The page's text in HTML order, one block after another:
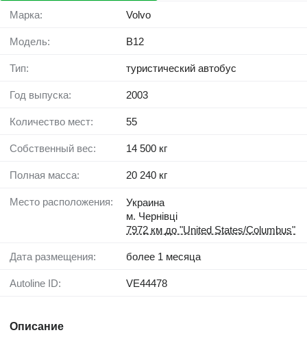
Марка: Volvo
Модель: B12
Тип: туристический автобус
Год выпуска: 2003
Количество мест: 55
Собственный вес: 14 500 кг
Полная масса: 20 240 кг
Место расположения:
Украина
м. Чернівці
7972 км до "United States/Columbus"
Дата размещения: более 1 месяца
Autoline ID: VE44478
Описание